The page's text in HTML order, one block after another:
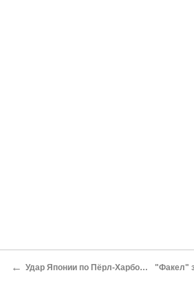
← Удар Японии по Пёрл-Харбору